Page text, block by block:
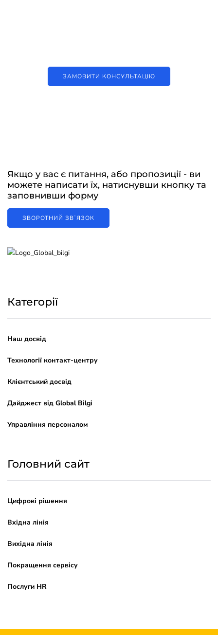
ЗАМОВИТИ КОНСУЛЬТАЦІЮ
Якщо у вас є питання, або пропозиції - ви
можете написати їх, натиснувши кнопку та
заповнивши форму
ЗВОРОТНИЙ ЗВʼЯЗОК
Категорії
Наш досвід
Технології контакт-центру
Клієнтський досвід
Дайджест від Global Bilgi
Управління персоналом
Головний сайт
Цифрові рішення
Вхідна лінія
Вихідна лінія
Покращення сервісу
Послуги HR